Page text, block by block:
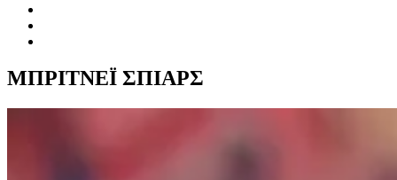
ΜΠΡΙΤΝΕΪ ΣΠΙΑΡΣ